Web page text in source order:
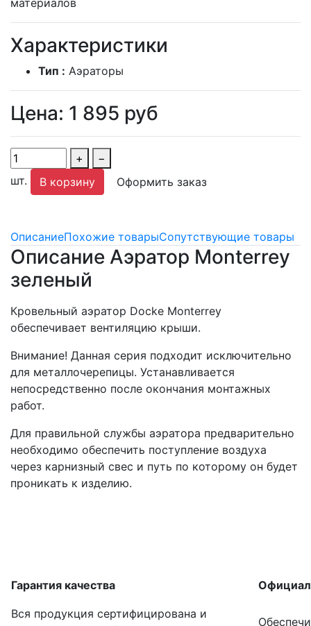
Характеристики
Тип : Аэраторы
Цена: 1 895 руб
+
−
шт.
В корзину Оформить заказ
ОписаниеПохожие товарыСопутствующие товары
Описание Аэратор Monterrey
зеленый
Кровельный аэратор Docke Monterrey
обеспечивает вентиляцию крыши.
Внимание! Данная серия подходит исключительно
для металлочерепицы. Устанавливается
непосредственно после окончания монтажных
работ.
Для правильной службы аэратора предварительно
необходимо обеспечить поступление воздуха
через карнизный свес и путь по которому он будет
проникать к изделию.
Гарантия качества
Вся продукция сертифицирована и